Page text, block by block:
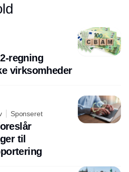
Annonce
regning
virksomheder
Sponseret
til